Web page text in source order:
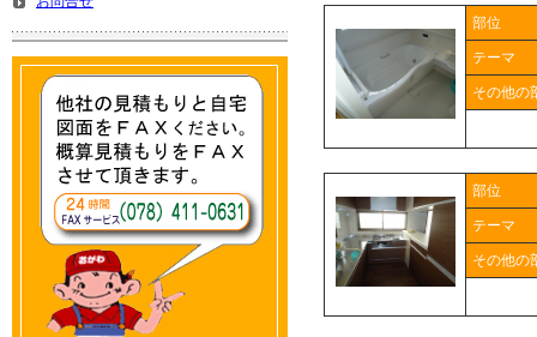
部位
テーマ
その他の
部位
テーマ
その他の